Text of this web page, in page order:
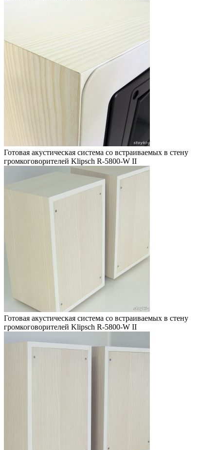
Готовая акустическая система со встраиваемых в стену
громкоговорителей Klipsch R-5800-W II
Готовая акустическая система со встраиваемых в стену
громкоговорителей Klipsch R-5800-W II